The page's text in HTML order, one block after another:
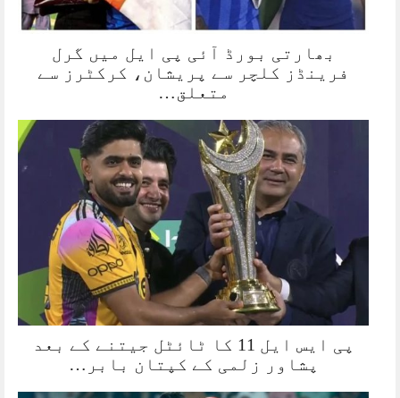
بھارتی بورڈ آئی پی ایل میں گرل
فرینڈز کلچر سے پریشان، کرکٹرز سے
متعلق…
پی ایس ایل 11 کا ٹائٹل جیتنے کے بعد
پشاور زلمی کے کپتان بابر…